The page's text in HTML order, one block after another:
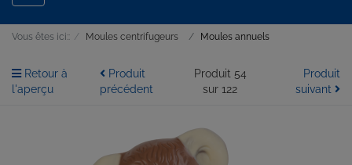
Vous êtes ici:: Moules centrifugeurs Moules annuels
Retour à
l'aperçu
Produit
précédent
Produit 54
sur 122
Produit
suivant